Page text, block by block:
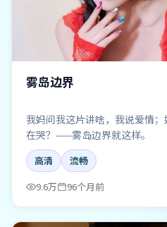
雾岛边界
我妈问我这片讲啥，我说爱情
在哭？——雾岛边界就这样。
高清
流畅
9.6万
96个月前